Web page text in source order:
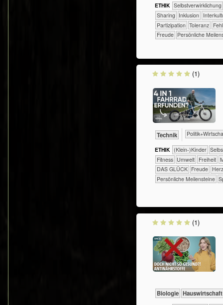
ETHIK ​​​​​​​​​​​​​​​​​​​​​​​​​​​​​​​​​​​​​​​​Selbst­verwirklichung
​​​​​​​​​​Sharing ​​​​​​​​Inklusion
​​​Partizipation ​​​Toleranz
Freude Persönliche
​Technik
ETHIK (Klein-)Kinder
​​​​​Fitness ​​​​​Umwelt ​​​Freiheit
DAS GLÜCK Freude
Persönliche Meilensteine
(1)
​​​​​​Biologie ​Haus­wirtschaft
(1)